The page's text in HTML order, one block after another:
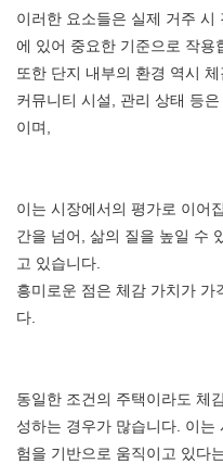
이러한 요소들은 실제 거주 시
에 있어 중요한 기준으로 작용
또한 단지 내부의 환경 역시
커뮤니티 시설, 관리 상태 등
이며,
이는 시장에서의 평가로 이어
간을 넘어, 삶의 질을 높일 수
고 있습니다.
흥미로운 점은 체감 가치가 가
다.
동일한 조건의 주택이라도 체
성하는 경우가 많습니다. 이는
험을 기반으로 움직이고 있다